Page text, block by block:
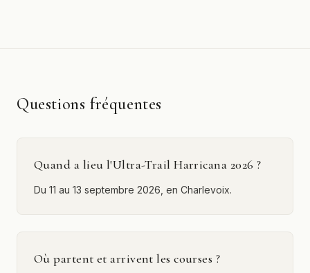
Questions fréquentes
Quand a lieu l'Ultra-Trail Harricana 2026 ?
Du 11 au 13 septembre 2026, en Charlevoix.
Où partent et arrivent les courses ?